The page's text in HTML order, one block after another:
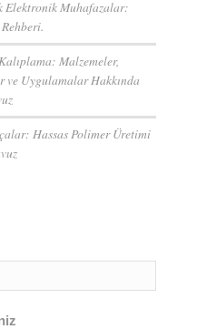
Elektronik Muhafazalar:
Malzemeler,
ve Uygulamalar Hakkında
Hassas Polimer Üretimi